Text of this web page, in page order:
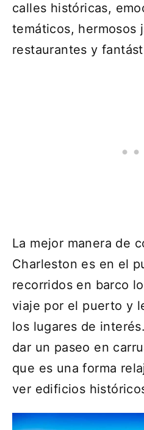
calles históricas,
temáticos, hermosos
restaurantes y
La mejor manera de
Charleston es en el
recorridos en barco
viaje por el puerto y
los lugares de
dar un paseo en
que es una forma
ver edificios